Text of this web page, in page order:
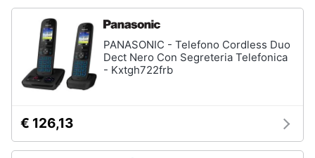
PANASONIC - Telefono Cordless Duo
Dect Nero Con Segreteria Telefonica
- Kxtgh722frb
€ 126,13